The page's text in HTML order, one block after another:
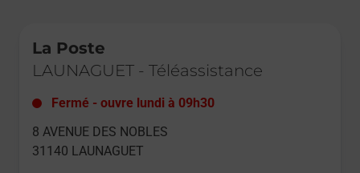
La Poste
LAUNAGUET - Téléassistance
Fermé - ouvre lundi à 09h30
8 AVENUE DES NOBLES
31140 LAUNAGUET